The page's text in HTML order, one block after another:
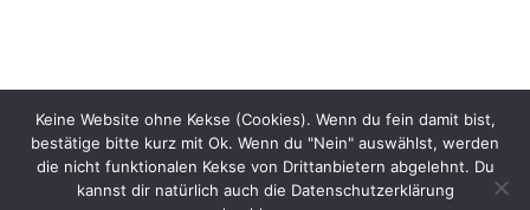
Impressum
Datenschutz
Keine Website ohne Kekse (Cookies). Wenn du fein damit bist,
bestätige bitte kurz mit Ok. Wenn du "Nein" auswählst, werden
die nicht funktionalen Kekse von Drittanbietern abgelehnt. Du
kannst dir natürlich auch die Datenschutzerklärung